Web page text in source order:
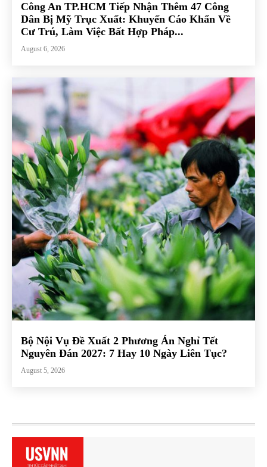
Công An TP.HCM Tiếp Nhận Thêm 47 Công
Dân Bị Mỹ Trục Xuất: Khuyến Cáo Khẩn Về
Cư Trú, Làm Việc Bất Hợp Pháp...
August 6, 2026
Bộ Nội Vụ Đề Xuất 2 Phương Án Nghỉ Tết
Nguyên Đán 2027: 7 Hay 10 Ngày Liên Tục?
August 5, 2026